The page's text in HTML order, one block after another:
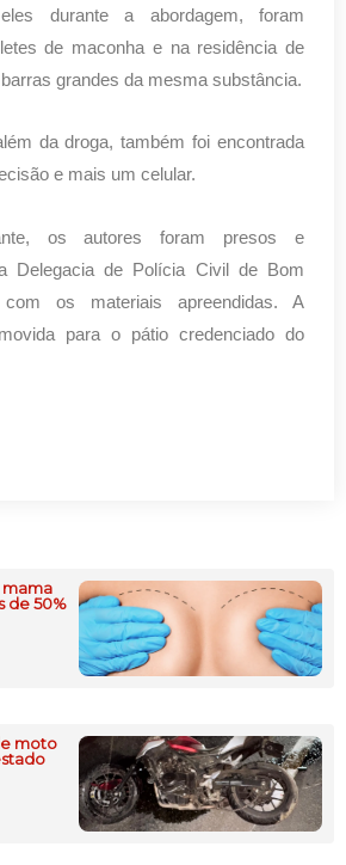
durante a abordagem, foram
de maconha e na residência de
grandes da mesma substância.
da droga, também foi encontrada
e mais um celular.
os autores foram presos e
Delegacia de Polícia Civil de Bom
com os materiais apreendidas. A
para o pátio credenciado do
mama
de 50%
moto